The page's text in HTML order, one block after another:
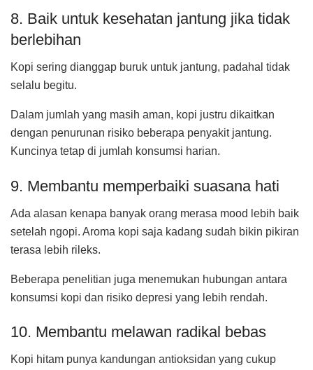
8. Baik untuk kesehatan jantung jika tidak
berlebihan
Kopi sering dianggap buruk untuk jantung, padahal tidak
selalu begitu.
Dalam jumlah yang masih aman, kopi justru dikaitkan
dengan penurunan risiko beberapa penyakit jantung.
Kuncinya tetap di jumlah konsumsi harian.
9. Membantu memperbaiki suasana hati
Ada alasan kenapa banyak orang merasa mood lebih baik
setelah ngopi. Aroma kopi saja kadang sudah bikin pikiran
terasa lebih rileks.
Beberapa penelitian juga menemukan hubungan antara
konsumsi kopi dan risiko depresi yang lebih rendah.
10. Membantu melawan radikal bebas
Kopi hitam punya kandungan antioksidan yang cukup